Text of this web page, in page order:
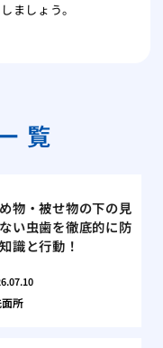
ましょう。
覧
物・被せ物の下の見
い虫歯を徹底的に防
識と行動！
所